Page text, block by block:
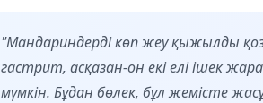
"Мандариндерді көп жеу қыжылды
гастрит, асқазан-он екі елі ішек
мүмкін. Бұдан бөлек, бұл жемісте